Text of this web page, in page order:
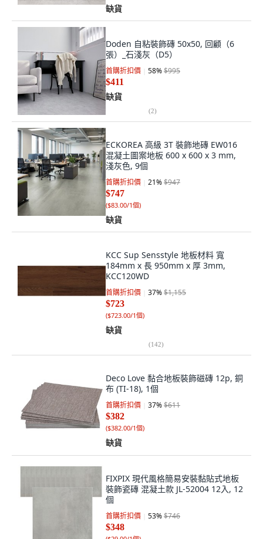
缺貨
Doden 自粘裝飾磚 50x50, 回顧（6
張）_石淺灰（D5）
首購折扣價 58%$995
$411
缺貨
(2)
ECKOREA 高級 3T 裝飾地磚 EW016
混凝土圖案地板 600 x 600 x 3 mm,
淺灰色, 9個
首購折扣價 21%$947
$747
($83.00/1個)
缺貨
KCC Sup Sensstyle 地板材料 寬
184mm x 長 950mm x 厚 3mm,
KCC120WD
首購折扣價 37%$1,155
$723
($723.00/1個)
缺貨
(142)
Deco Love 黏合地板裝飾磁磚 12p, 銅
布 (TI-18), 1個
首購折扣價 37%$611
$382
($382.00/1個)
缺貨
FIXPIX 現代風格簡易安裝黏貼式地板
裝飾瓷磚 混凝土款 JL-52004 12入, 12
個
首購折扣價 53%$746
$348